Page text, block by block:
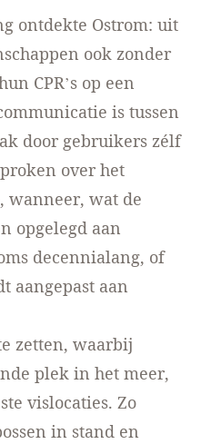
ontdekte Ostrom: uit
ook zonder
CPR’s op een
is tussen
door gebruikers zélf
over het
wanneer, wat de
opgelegd aan
decennialang, of
aangepast aan
zetten, waarbij
plek in het meer,
vislocaties. Zo
in stand en